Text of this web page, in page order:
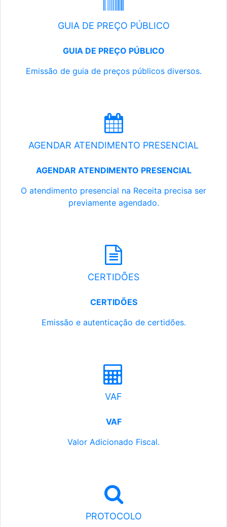
GUIA DE PREÇO PÚBLICO
GUIA DE PREÇO PÚBLICO
Emissão de guia de preços públicos diversos.
AGENDAR ATENDIMENTO PRESENCIAL
AGENDAR ATENDIMENTO PRESENCIAL
O atendimento presencial na Receita precisa ser
previamente agendado.
CERTIDÕES
CERTIDÕES
Emissão e autenticação de certidões.
VAF
VAF
Valor Adicionado Fiscal.
PROTOCOLO